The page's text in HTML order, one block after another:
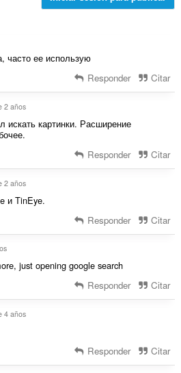
часто ее использую
Responder Citar
2 años
искать картинки. Расширение
Responder Citar
2 años
и TinEye.
Responder Citar
just opening google search
Responder Citar
4 años
Responder Citar